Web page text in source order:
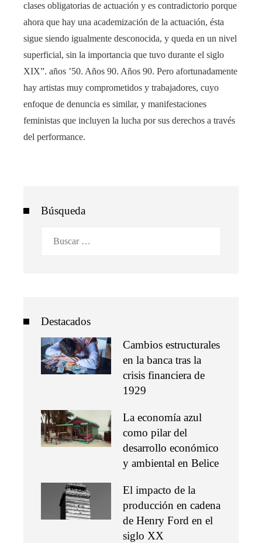
clases obligatorias de actuación y es contradictorio porque
ahora que hay una academización de la actuación, ésta
sigue siendo igualmente desconocida, y queda en un nivel
superficial, sin la importancia que tuvo durante el siglo
XIX”. años ’50. Años 90. Años 90. Pero afortunadamente
hay artistas muy comprometidos y trabajadores, cuyo
enfoque de denuncia es similar, y manifestaciones
feministas que incluyen la lucha por sus derechos a través
del performance.
Búsqueda
Destacados
Cambios estructurales
en la banca tras la
crisis financiera de
1929
La economía azul
como pilar del
desarrollo económico
y ambiental en Belice
El impacto de la
producción en cadena
de Henry Ford en el
siglo XX